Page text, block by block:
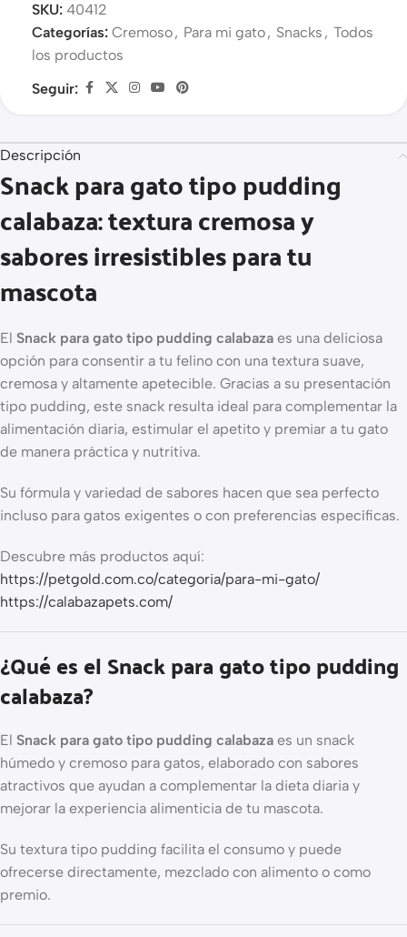
SKU: 40412
Categorías: Cremoso, Para mi gato, Snacks , Todos
los productos
Seguir:
Descripción
Snack para gato tipo pudding
calabaza: textura cremosa y
sabores irresistibles para tu
mascota
El Snack para gato tipo pudding calabaza es una deliciosa
opción para consentir a tu felino con una textura suave,
cremosa y altamente apetecible. Gracias a su presentación
tipo pudding, este snack resulta ideal para complementar la
alimentación diaria, estimular el apetito y premiar a tu gato
de manera práctica y nutritiva.
Su fórmula y variedad de sabores hacen que sea perfecto
incluso para gatos exigentes o con preferencias específicas.
Descubre más productos aquí:
https://petgold.com.co/categoria/para-mi-gato/
https://calabazapets.com/
¿Qué es el Snack para gato tipo pudding
calabaza?
El Snack para gato tipo pudding calabaza es un snack
húmedo y cremoso para gatos, elaborado con sabores
atractivos que ayudan a complementar la dieta diaria y
mejorar la experiencia alimenticia de tu mascota.
Su textura tipo pudding facilita el consumo y puede
ofrecerse directamente, mezclado con alimento o como
premio.